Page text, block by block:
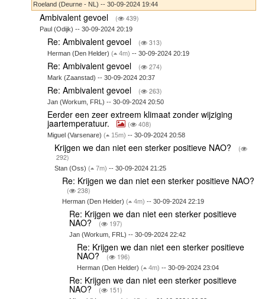
Roeland (Deurne - NL) -- 30-09-2024 19:44
Ambivalent gevoel ( 439)
Paul (Odijk) -- 30-09-2024 20:19
Re: Ambivalent gevoel ( 313)
Herman (Den Helder) ( 4m) -- 30-09-2024 20:19
Re: Ambivalent gevoel ( 274)
Mark (Zaanstad) -- 30-09-2024 20:37
Re: Ambivalent gevoel ( 263)
Jan (Workum, FRL) -- 30-09-2024 20:50
Eerder een zeer extreem klimaat zonder wijziging
jaartemperatuur. ( 408)
Miguel (Varsenare) ( 15m) -- 30-09-2024 20:58
Krijgen we dan niet een sterker positieve NAO?
(
292)
Stan (Oss)( 7m) -- 30-09-2024 21:25
Re: Krijgen we dan niet een sterker positieve NAO?
( 238)
Herman (Den Helder) ( 4m) -- 30-09-2024 22:19
Re: Krijgen we dan niet een sterker positieve
NAO? ( 197)
Jan (Workum, FRL) -- 30-09-2024 22:42
Re: Krijgen we dan niet een sterker positieve
NAO? ( 196)
Herman (Den Helder) ( 4m) -- 30-09-2024 23:04
Re: Krijgen we dan niet een sterker positieve
NAO? ( 151)